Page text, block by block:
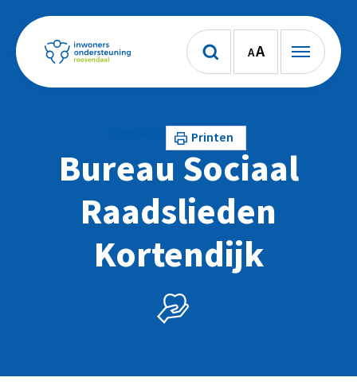
AA
Printen
Bureau Sociaal
Raadslieden
Kortendijk